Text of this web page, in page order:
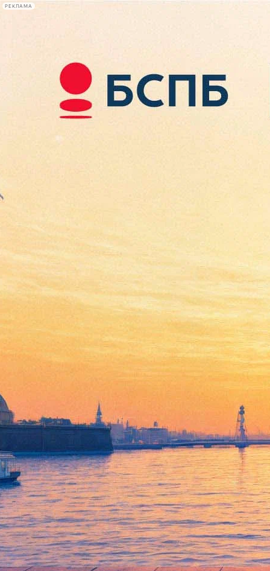
РЕКЛАМА
Сегодня:
2026.08.09
12:43
Афиша Plus
09 декабря 2018 - Историк
моды Александр Васильев
расскажет о последних
тенденциях меховой моды